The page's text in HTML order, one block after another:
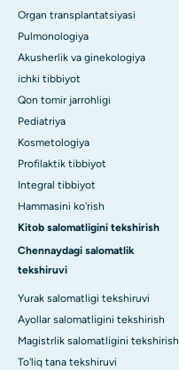
Organ transplantatsiyasi
Pulmonologiya
Akusherlik va ginekologiya
ichki tibbiyot
Qon tomir jarrohligi
Pediatriya
Kosmetologiya
Profilaktik tibbiyot
Integral tibbiyot
Hammasini ko'rish
Kitob salomatligini tekshirish
Chennaydagi salomatlik
tekshiruvi
Yurak salomatligi tekshiruvi
Ayollar salomatligini tekshirish
Magistrlik salomatligini tekshirish
To'liq tana tekshiruvi